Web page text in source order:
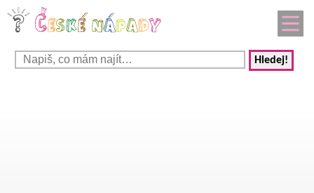
Hledej!